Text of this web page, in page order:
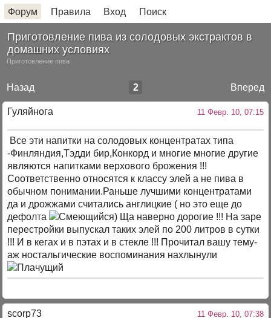
Форум Правила Вход Поиск
Приготовление пива из солодовых экстрактов в
домашних условиях
Приготовление пива
Назад Вперед
2
Гуляйнога 11 Февр. 10, 07:15
Все эти напитки на солодовых концентратах типа
-Финляндия,Тэдди бир,Конкорд и многие многие другие
являются напитками верхового брожения !!!
Соответственно относятся к классу элей а не пива в
обычном понимании.Раньше лучшими концентратами
да и дрожжами считались англицкие ( но это еще до
дефолта
) Ща наверно дорогие !!! На заре
перестройки выпускал таких элей по 200 литров в сутки
!!! И в кегах и в пэтах и в стекле !!! Прочитал вашу тему-
аж ностальгические воспоминания нахлынули
scorp73 11 Февр. 10, 07:38